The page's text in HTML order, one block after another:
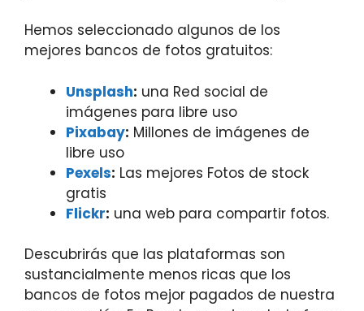
Hemos seleccionado algunos de los
mejores bancos de fotos gratuitos:
Unsplash: una Red social de
imágenes para libre uso
Pixabay: Millones de imágenes de
libre uso
Pexels: Las mejores Fotos de stock
gratis
Flickr: una web para compartir fotos.
Descubrirás que las plataformas son
sustancialmente menos ricas que los
bancos de fotos mejor pagados de nuestra